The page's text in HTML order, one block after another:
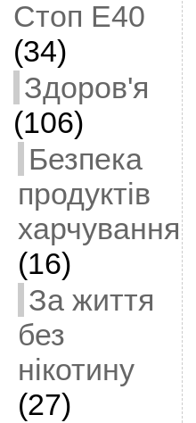
Стоп Е40
(34)
Здоров'я
(106)
Безпека
продуктів
харчування
(16)
За життя
без
нікотину
(27)